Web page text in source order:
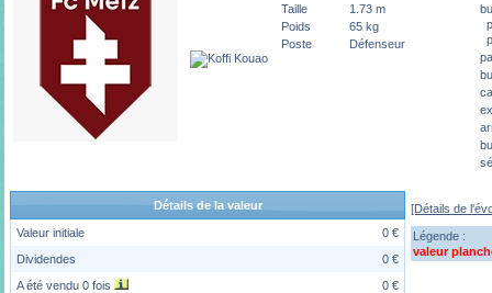
Taille
1.73 m
Poids
65 kg
Poste
Défenseur
Détails de la valeur
Valeur initiale
0 €
Dividendes
0 €
A été vendu 0 fois
0 €
[Détails de
Légende :
valeur